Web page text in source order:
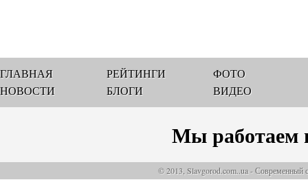
ГЛАВНАЯ
НОВОСТИ
РЕЙТИНГИ
БЛОГИ
ФОТО
ВИДЕО
Мы работаем
© 2013, Slavgorod.com..ua - Современный